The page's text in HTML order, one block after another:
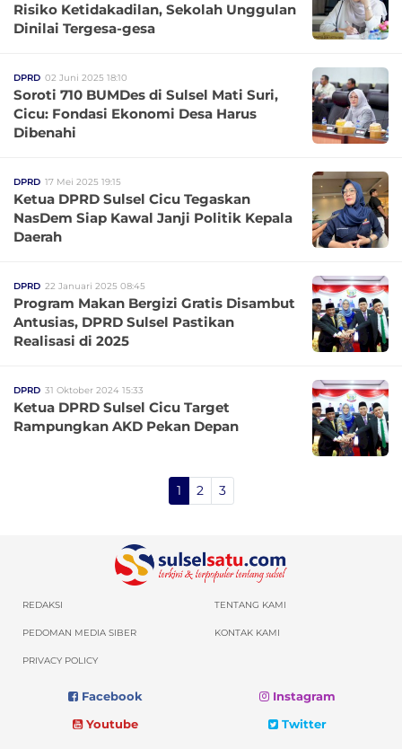
Risiko Ketidakadilan, Sekolah Unggulan
Dinilai Tergesa-gesa
DPRD 02 Juni 2025 18:10
Soroti 710 BUMDes di Sulsel Mati Suri,
Cicu: Fondasi Ekonomi Desa Harus
Dibenahi
DPRD 17 Mei 2025 19:15
Ketua DPRD Sulsel Cicu Tegaskan
NasDem Siap Kawal Janji Politik Kepala
Daerah
DPRD 22 Januari 2025 08:45
Program Makan Bergizi Gratis Disambut
Antusias, DPRD Sulsel Pastikan
Realisasi di 2025
DPRD 31 Oktober 2024 15:33
Ketua DPRD Sulsel Cicu Target
Rampungkan AKD Pekan Depan
1 2 3
REDAKSI TENTANG KAMI
PEDOMAN MEDIA SIBER KONTAK KAMI
PRIVACY POLICY
Facebook
Instagram
Youtube
Twitter